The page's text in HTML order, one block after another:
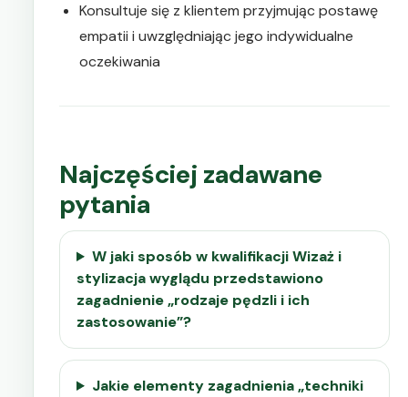
Konsultuje się z klientem przyjmując postawę
empatii i uwzględniając jego indywidualne
oczekiwania
Najczęściej zadawane
pytania
W jaki sposób w kwalifikacji Wizaż i
stylizacja wyglądu przedstawiono
zagadnienie „rodzaje pędzli i ich
zastosowanie”?
Jakie elementy zagadnienia „techniki